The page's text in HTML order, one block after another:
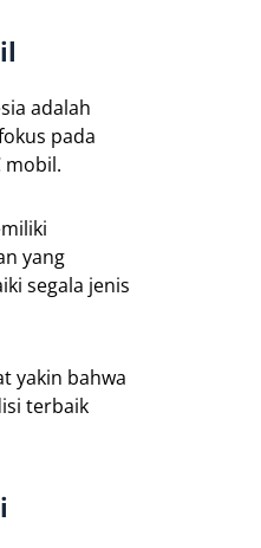
adalah
pada
mobil.
yang
segala jenis
yakin bahwa
terbaik